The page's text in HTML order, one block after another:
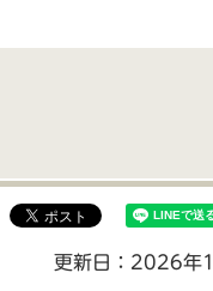
地
更新日：2026年